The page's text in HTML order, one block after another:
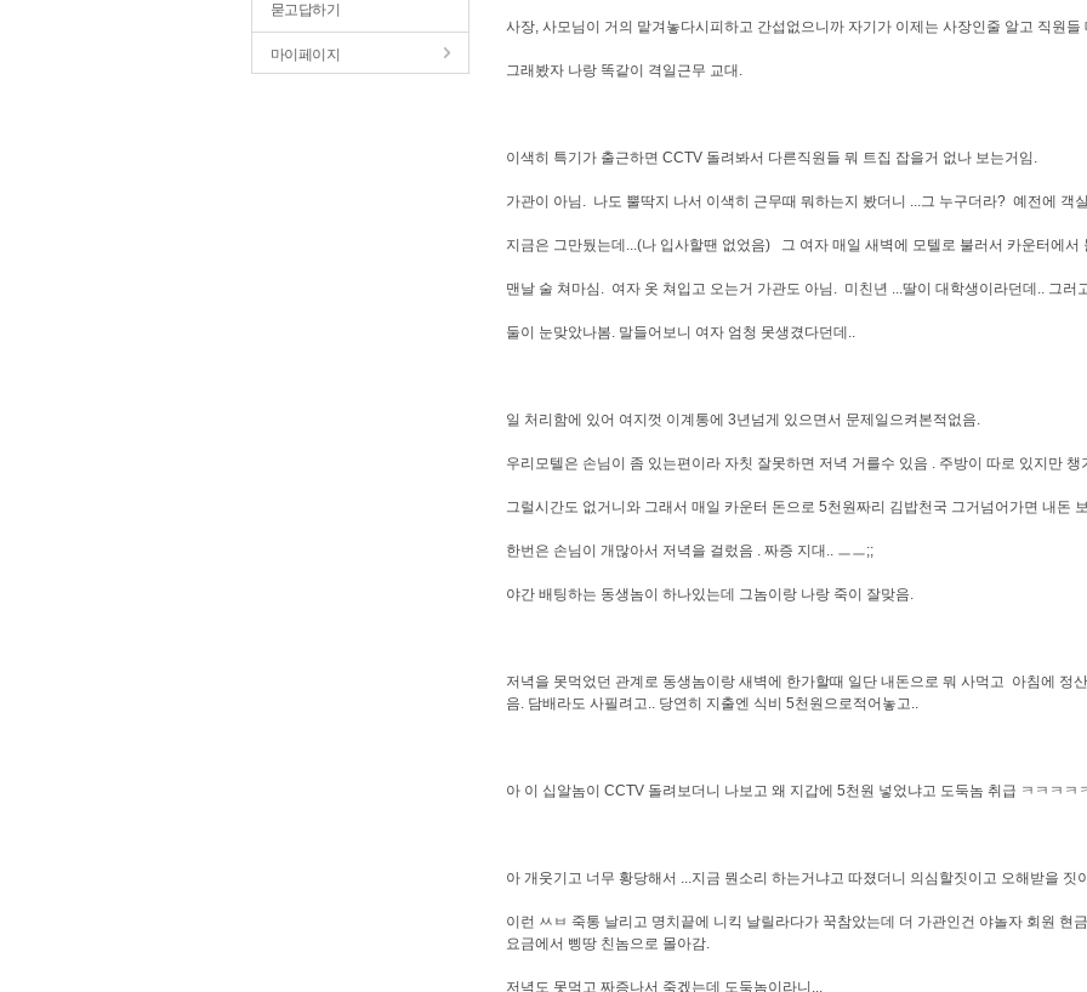
묻고답하기
마이페이지
사장, 사모님이 거의 맡겨놓다시피하고 간섭없으니까 자기가 이제는 사장인줄 알고 직원들
그래봤자 나랑 똑같이 격일근무 교대.
이색히 특기가 출근하면 CCTV 돌려봐서 다른직원들 뭐 트집 잡을거 없나 보는거임.
가관이 아님. 나도 뿔딱지 나서 이색히 근무때 뭐하는지 봤더니 ...그 누구더라? 예전에 객
지금은 그만뒀는데...(나 입사할땐 없었음) 그 여자 매일 새벽에 모텔로 불러서 카운터에서
맨날 술 쳐마심. 여자 옷 쳐입고 오는거 가관도 아님. 미친년 ...딸이 대학생이라던데.. 그러
둘이 눈맞았나봄. 말들어보니 여자 엄청 못생겼다던데..
일 처리함에 있어 여지껏 이계통에 3년넘게 있으면서 문제일으켜본적없음.
우리모텔은 손님이 좀 있는편이라 자칫 잘못하면 저녁 거를수 있음 . 주방이 따로 있지만 챙
그럴시간도 없거니와 그래서 매일 카운터 돈으로 5천원짜리 김밥천국 그거넘어가면 내돈
한번은 손님이 개많아서 저녁을 걸렀음 . 짜증 지대.. ㅡㅡ;;
야간 배팅하는 동생놈이 하나있는데 그놈이랑 나랑 죽이 잘맞음.
저녁을 못먹었던 관계로 동생놈이랑 새벽에 한가할때 일단 내돈으로 뭐 사먹고 아침에 정
음. 담배라도 사필려고.. 당연히 지출엔 식비 5천원으로적어놓고..
아 이 십알놈이 CCTV 돌려보더니 나보고 왜 지갑에 5천원 넣었냐고 도둑놈 취급 ㅋㅋㅋㅋ
아 개웃기고 너무 황당해서 ...지금 뭔소리 하는거냐고 따졌더니 의심할짓이고 오해받을 짓
이런 ㅆㅂ 죽통 날리고 명치끝에 니킥 날릴라다가 꾹참았는데 더 가관인건 야놀자 회원 현
요금에서 삥땅 친놈으로 몰아감.
저녁도 못먹고 짜증나서 죽겠는데 도둑놈이라니...